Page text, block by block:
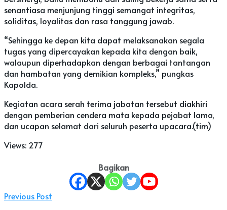
senantiasa menjunjung tinggi semangat integritas,
soliditas, loyalitas dan rasa tanggung jawab.
“Sehingga ke depan kita dapat melaksanakan segala
tugas yang dipercayakan kepada kita dengan baik,
walaupun diperhadapkan dengan berbagai tantangan
dan hambatan yang demikian kompleks,” pungkas
Kapolda.
Kegiatan acara serah terima jabatan tersebut diakhiri
dengan pemberian cendera mata kepada pejabat lama,
dan ucapan selamat dari seluruh peserta upacara.(tim)
Views: 277
Bagikan
Previous Post